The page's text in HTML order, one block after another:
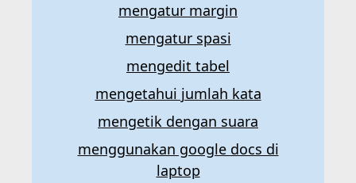
mengatur margin
mengatur spasi
mengedit tabel
mengetahui jumlah kata
mengetik dengan suara
menggunakan google docs di
laptop